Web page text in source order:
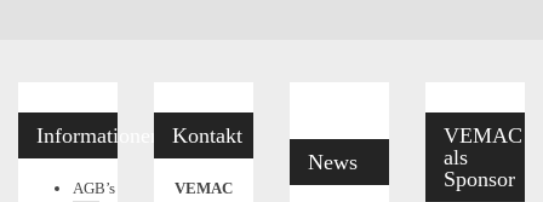
Informationen
AGB’s
Kontakt
VEMAC
News
VEMAC
als
Sponsor